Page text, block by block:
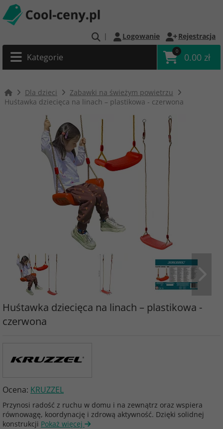
| Logowanie Rejestracja
Kategorie
0
0.00 zł
Dla dzieci
Zabawki na świeżym powietrzu
Huśtawka dziecięca na linach – plastikowa - czerwona
Huśtawka dziecięca na linach – plastikowa -
czerwona
Ocena: KRUZZEL
Przynosi radość z ruchu w domu i na zewnątrz oraz wspiera
równowagę, koordynację i zdrową aktywność. Dzięki solidnej
konstrukcji Pokaż więcej